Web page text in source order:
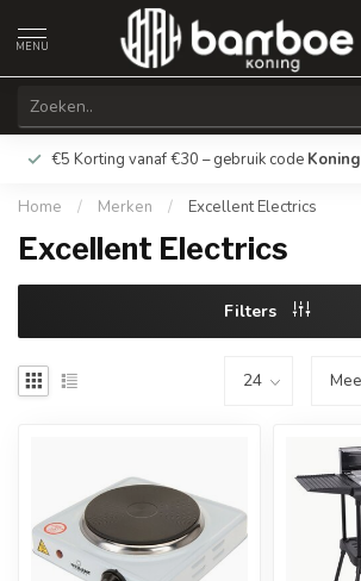
MENU
€5 Korting vanaf €30 – gebruik code Koning
Home / Merken / Excellent Electrics
Excellent Electrics
Filters